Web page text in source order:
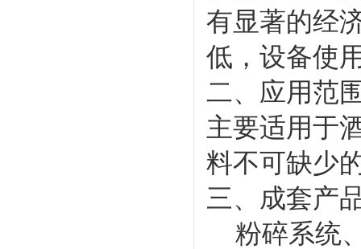
有显著的经
低，设备使
二、应用范
主要适用于
料不可缺少
三、成套产
粉碎系统